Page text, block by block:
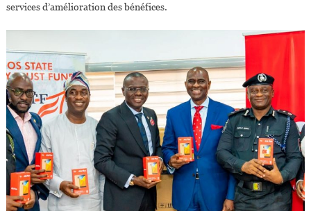
services d’amélioration des bénéfices.